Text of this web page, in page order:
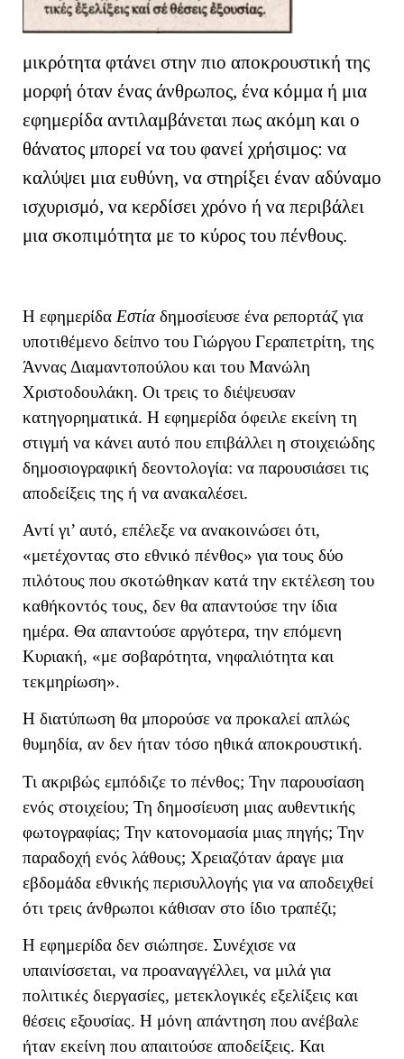
μικρότητα φτάνει στην πιο αποκρουστική της
μορφή όταν ένας άνθρωπος, ένα κόμμα ή μια
εφημερίδα αντιλαμβάνεται πως ακόμη και ο
θάνατος μπορεί να του φανεί χρήσιμος: να
καλύψει μια ευθύνη, να στηρίξει έναν αδύναμο
ισχυρισμό, να κερδίσει χρόνο ή να περιβάλει
μια σκοπιμότητα με το κύρος του πένθους.
Η εφημερίδα Εστίαδημοσίευσε ένα ρεπορτάζ για
υποτιθέμενο δείπνο του Γιώργου Γεραπετρίτη, της
Άννας Διαμαντοπούλου και του Μανώλη
Χριστοδουλάκη. Οι τρεις το διέψευσαν
κατηγορηματικά. Η εφημερίδα όφειλε εκείνη τη
στιγμή να κάνει αυτό που επιβάλλει η στοιχειώδης
δημοσιογραφική δεοντολογία: να παρουσιάσει τις
αποδείξεις της ή να ανακαλέσει.
Αντί γι’ αυτό, επέλεξε να ανακοινώσει ότι,
«μετέχοντας στο εθνικό πένθος» για τους δύο
πιλότους που σκοτώθηκαν κατά την εκτέλεση του
καθήκοντός τους, δεν θα απαντούσε την ίδια
ημέρα. Θα απαντούσε αργότερα, την επόμενη
Κυριακή, «με σοβαρότητα, νηφαλιότητα και
τεκμηρίωση».
Η διατύπωση θα μπορούσε να προκαλεί απλώς
θυμηδία, αν δεν ήταν τόσο ηθικά αποκρουστική.
Τι ακριβώς εμπόδιζε το πένθος; Την παρουσίαση
ενός στοιχείου; Τη δημοσίευση μιας αυθεντικής
φωτογραφίας; Την κατονομασία μιας πηγής; Την
παραδοχή ενός λάθους; Χρειαζόταν άραγε μια
εβδομάδα εθνικής περισυλλογής για να αποδειχθεί
ότι τρεις άνθρωποι κάθισαν στο ίδιο τραπέζι;
Η εφημερίδα δεν σιώπησε. Συνέχισε να
υπαινίσσεται, να προαναγγέλλει, να μιλά για
πολιτικές διεργασίες, μετεκλογικές εξελίξεις και
θέσεις εξουσίας. Η μόνη απάντηση που ανέβαλε
ήταν εκείνη που απαιτούσε αποδείξεις. Και